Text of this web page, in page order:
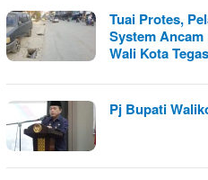
Tuai Protes,
System
Wali Kota Tegas
Pj Bupati